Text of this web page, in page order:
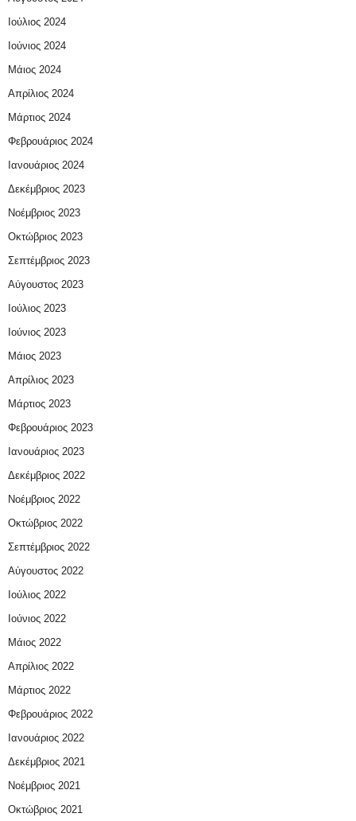
Ιούλιος 2024
Ιούνιος 2024
Μάιος 2024
Απρίλιος 2024
Μάρτιος 2024
Φεβρουάριος 2024
Ιανουάριος 2024
Δεκέμβριος 2023
Νοέμβριος 2023
Οκτώβριος 2023
Σεπτέμβριος 2023
Αύγουστος 2023
Ιούλιος 2023
Ιούνιος 2023
Μάιος 2023
Απρίλιος 2023
Μάρτιος 2023
Φεβρουάριος 2023
Ιανουάριος 2023
Δεκέμβριος 2022
Νοέμβριος 2022
Οκτώβριος 2022
Σεπτέμβριος 2022
Αύγουστος 2022
Ιούλιος 2022
Ιούνιος 2022
Μάιος 2022
Απρίλιος 2022
Μάρτιος 2022
Φεβρουάριος 2022
Ιανουάριος 2022
Δεκέμβριος 2021
Νοέμβριος 2021
Οκτώβριος 2021